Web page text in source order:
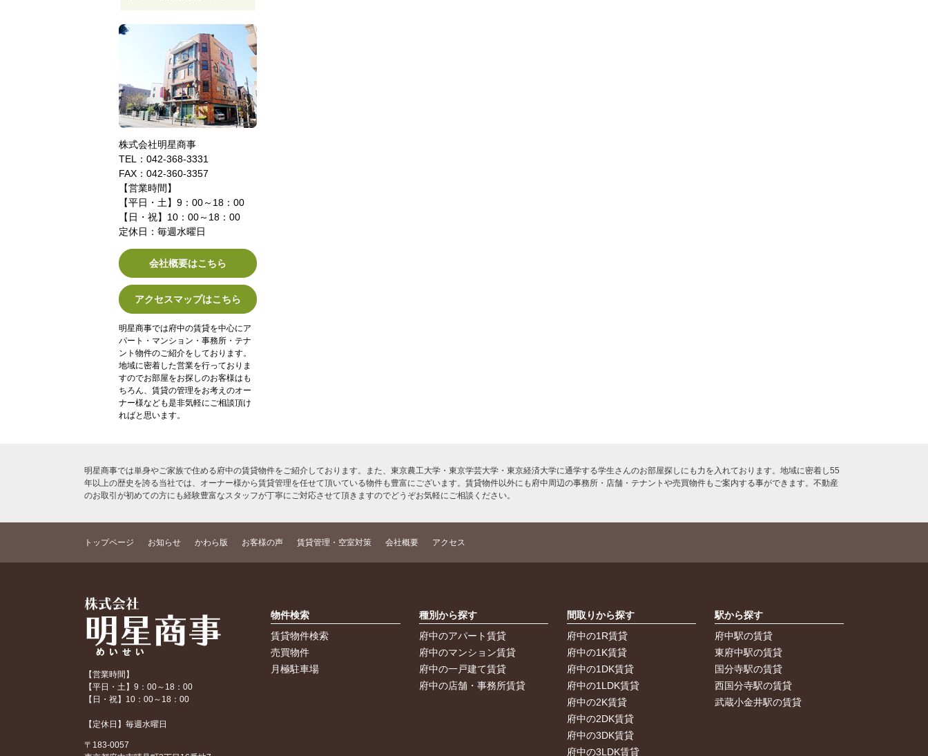
株式会社明星商事
TEL：042-368-3331
FAX：042-360-3357
【営業時間】
【平日・土】9：00～18：00
【日・祝】10：00～18：00
定休日：毎週水曜日
会社概要はこちら
アクセスマップはこちら
明星商事では府中の賃貸を中心にア
パート・マンション・事務所・テナ
ント物件のご紹介をしております。
地域に密着した営業を行っておりま
すのでお部屋をお探しのお客様はも
ちろん、賃貸の管理をお考えのオー
ナー様なども是非気軽にご相談頂け
ればと思います。
明星商事では単身やご家族で住める府中の賃貸物件をご紹介しております。また、東京農工大学・東京学芸大学・東京経済大学に通学する学生さんのお部屋探しにも力を入れております。地域に密着し55
年以上の歴史を誇る当社では、オーナー様から賃貸管理を任せて頂いている物件も豊富にございます。賃貸物件以外にも府中周辺の事務所・店舗・テナントや売買物件もご案内する事ができます。不動産
のお取引が初めての方にも経験豊富なスタッフが丁寧にご対応させて頂きますのでどうぞお気軽にご相談ください。
トップページ お知らせ かわら版 お客様の声 賃貸管理・空室対策 会社概要 アクセス
【営業時間】
【平日・土】9：00～18：00
【日・祝】10：00～18：00
【定休日】毎週水曜日
〒183-0057
物件検索
賃貸物件検索
売買物件
月極駐車場
種別から探す
府中のアパート賃貸
府中のマンション賃貸
府中の一戸建て賃貸
府中の店舗・事務所賃貸
間取りから探す
府中の1R賃貸
府中の1K賃貸
府中の1DK賃貸
府中の1LDK賃貸
府中の2K賃貸
府中の2DK賃貸
府中の3DK賃貸
府中の3LDK賃貸
駅から探す
府中駅の賃貸
東府中駅の賃貸
国分寺駅の賃貸
西国分寺駅の賃貸
武蔵小金井駅の賃貸